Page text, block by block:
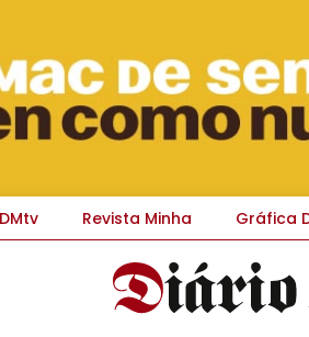
DMtv Revista Minha Gráfica